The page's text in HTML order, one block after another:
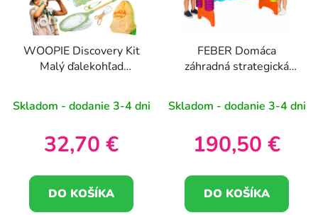
WOOPIE Discovery Kit
Malý ďalekohľad
hmyzu Motýľ Baterka
Skladom - dodanie 3-4 dni
32,70 €
DO KOŠÍKA
FEBER Domáca
záhradná strategická
rade Mega 4 in Line
Skladom - dodanie 3-4 dni
190,50 €
DO KOŠÍKA